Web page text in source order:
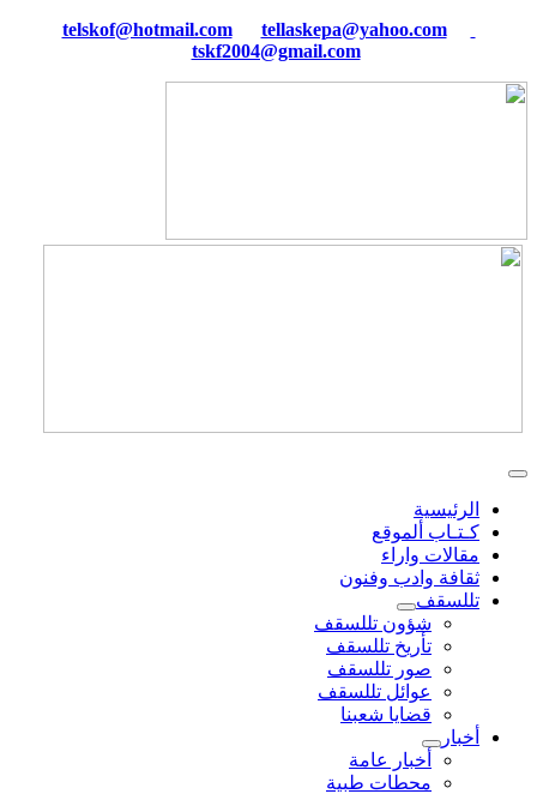
tellaskepa@yahoo.com
tskf2004@gmail.com
الرئيسية
كـتـاب ألموقع
مقالات واراء
ثقافة وادب وفنون
تللسقف
شؤون تللسقف
تأريخ تللسقف
صور تللسقف
عوائل تللسقف
قضايا شعبنا
أخبار
أخبار عامة
محطات طبية